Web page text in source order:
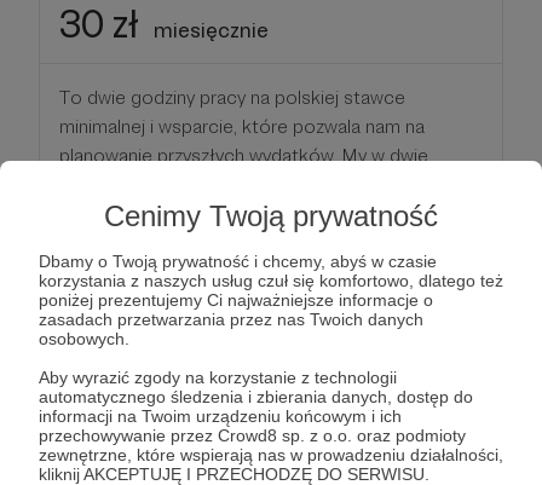
Cenimy Twoją prywatność
Dbamy o Twoją prywatność i chcemy, abyś w czasie
korzystania z naszych usług czuł się komfortowo, dlatego też
poniżej prezentujemy Ci najważniejsze informacje o
zasadach przetwarzania przez nas Twoich danych
osobowych.
Aby wyrazić zgody na korzystanie z technologii
automatycznego śledzenia i zbierania danych, dostęp do
informacji na Twoim urządzeniu końcowym i ich
przechowywanie przez Crowd8 sp. z o.o. oraz podmioty
zewnętrzne, które wspierają nas w prowadzeniu działalności,
kliknij AKCEPTUJĘ I PRZECHODZĘ DO SERWISU.
30 zł miesięcznie
To dwie godziny pracy na polskiej stawce
minimalnej i wsparcie, które pozwala nam na
planowanie przyszłych wydatków. My w dwie
fake newsa. W tym progu również otrzymujesz
platformie roboczej.
Patroni: 3
100 zł miesięcznie